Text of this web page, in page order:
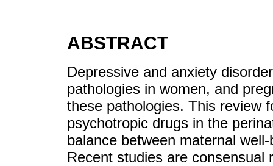
ABSTRACT
Depressive and anxiety
pathologies in women, and
these pathologies. This review
psychotropic drugs in the
balance between maternal
Recent studies are consensual